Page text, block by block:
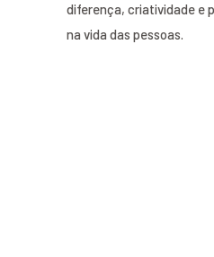
diferença, criatividade e
na vida das pessoas.